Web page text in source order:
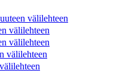
välilehteen
välilehteen
välilehteen
välilehteen